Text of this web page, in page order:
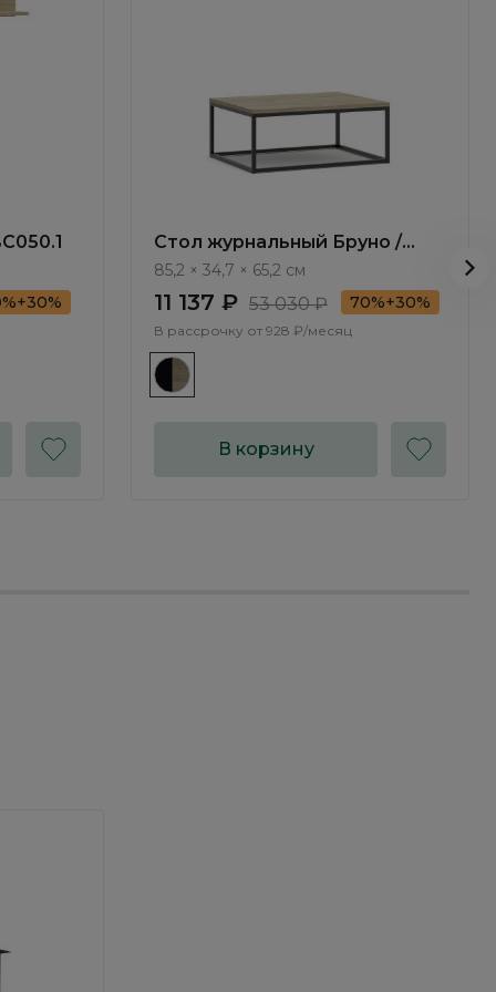
Стол журнальный Бруно /
Bruno BC101.0
85,2 × 34,7 × 65,2 см
11 137 ₽ 53 030 ₽ 70%+30%
В рассрочку от 928 ₽/месяц
В корзину